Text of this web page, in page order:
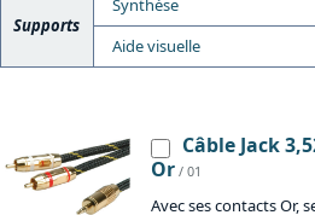
Supports
Synthèse
Aide visuelle
Câble Jack
Or / 01
Avec ses contacts Or,